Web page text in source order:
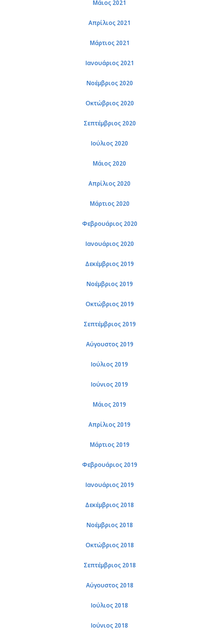
Μάιος 2021
Απρίλιος 2021
Μάρτιος 2021
Ιανουάριος 2021
Νοέμβριος 2020
Οκτώβριος 2020
Σεπτέμβριος 2020
Ιούλιος 2020
Μάιος 2020
Απρίλιος 2020
Μάρτιος 2020
Φεβρουάριος 2020
Ιανουάριος 2020
Δεκέμβριος 2019
Νοέμβριος 2019
Οκτώβριος 2019
Σεπτέμβριος 2019
Αύγουστος 2019
Ιούλιος 2019
Ιούνιος 2019
Μάιος 2019
Απρίλιος 2019
Μάρτιος 2019
Φεβρουάριος 2019
Ιανουάριος 2019
Δεκέμβριος 2018
Νοέμβριος 2018
Οκτώβριος 2018
Σεπτέμβριος 2018
Αύγουστος 2018
Ιούλιος 2018
Ιούνιος 2018